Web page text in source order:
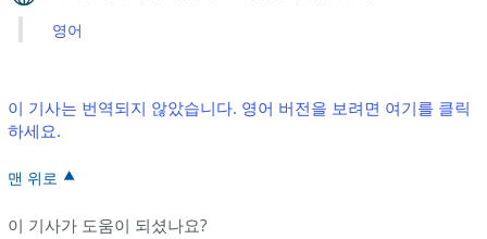
영어
이 기사는 번역되지 않았습니다. 영어 버전을 보려면 여기를 클릭
하세요.
맨 위로
이 기사가 도움이 되셨나요?